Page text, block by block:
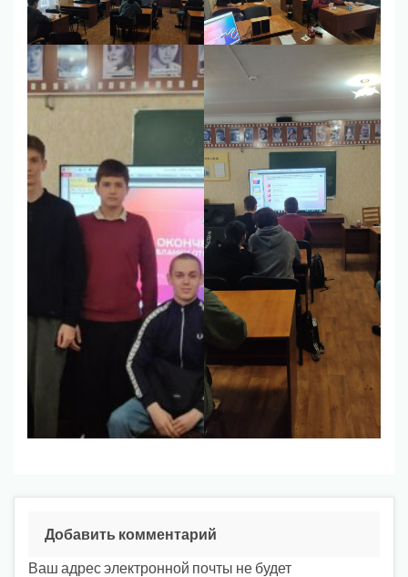
Добавить комментарий
Ваш адрес электронной почты не будет